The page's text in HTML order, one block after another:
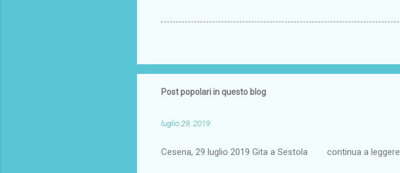
Post popolari in questo blog
luglio 29, 2019
Cesena, 29 luglio 2019 Gita a Sestola continua a leggere